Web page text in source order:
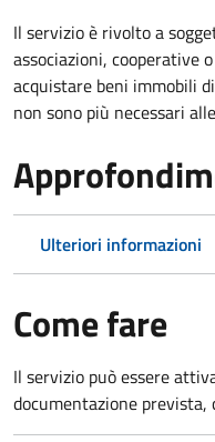
Il servizio è rivolto a
associazioni, cooperative
acquistare beni immobili
non sono più necessari
Ulteriori informazioni
Come fare
Il servizio può essere
documentazione prevista,